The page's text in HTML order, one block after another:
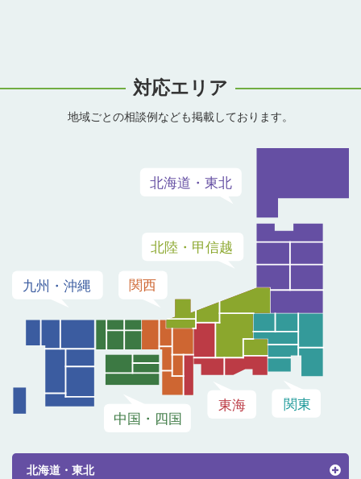
対応エリア
地域ごとの相談例なども掲載しております。
北海道・東北